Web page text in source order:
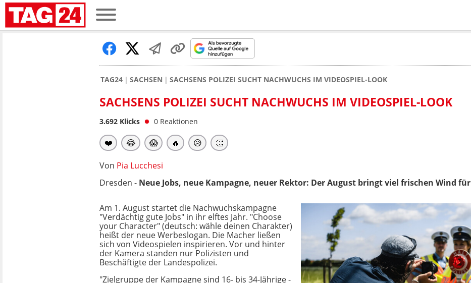
TAG24 SACHSEN SACHSENS POLIZEI SUCHT NACHWUCHS IM VIDEOSPIEL-LOOK
SACHSENS POLIZEI SUCHT NACHWUCHS IM VIDEOSPIEL-LOOK
3.692 Klicks 0 Reaktionen
❤️ 😂 😱 🔥 😥 👏
Von Pia Lucchesi
Dresden - Neue Jobs, neue Kampagne, neuer Rektor: Der August bringt viel frischen Wind für
Am 1. August startet die Nachwuchskampagne
"Verdächtig gute Jobs" in ihr elftes Jahr. "Choose
your Character" (deutsch: wähle deinen Charakter)
heißt der neue Werbeslogan. Die Macher ließen
sich von Videospielen inspirieren. Vor und hinter
der Kamera standen nur Polizisten und
Beschäftigte der Landespolizei.
"Zielgruppe der Kampagne sind 16- bis 34-Jährige -